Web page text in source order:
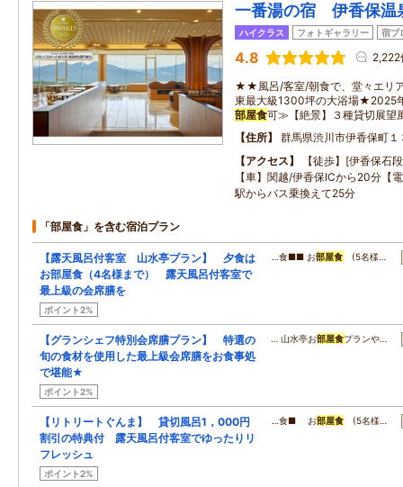
一番湯の宿 伊香保
ハイクラス フォトギャラリー 宿ブ
4.8 2,222
★★風呂/客室/朝食で、堂々エリ
東最大級1300坪の大浴場★2025
部屋食可≫【絶景】３種貸切展望
住所
群馬県渋川市伊香保町１
アクセス
【徒歩】[伊香保
【車】関越/伊香保ICから20分【
駅からバス乗換えて25分
「部屋食」を含む宿泊プラン
【露天風呂付客室 山水亭プラン】 夕食は
お部屋食（4名様まで） 露天風呂付客室で
最上級の会席膳を
ポイント2%
…食■■ お部屋食 (5名様…
【グランシェフ特別会席膳プラン】 特選の
旬の食材を使用した最上級会席膳をお食事処
で堪能★
ポイント2%
… 山水亭お部屋食プランや…
【リトリートぐんま】 貸切風呂1，000円
割引の特典付 露天風呂付客室でゆったりリ
フレッシュ
ポイント2%
…食■ お部屋食 (5名様…